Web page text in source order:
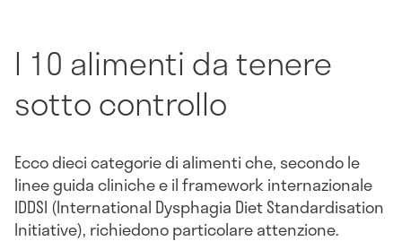
I 10 alimenti da tenere
sotto controllo
Ecco dieci categorie di alimenti che, secondo le
linee guida cliniche e il framework internazionale
IDDSI (International Dysphagia Diet Standardisation
Initiative), richiedono particolare attenzione.